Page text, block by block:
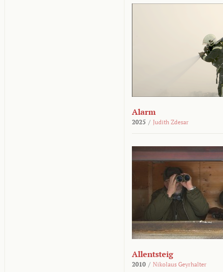
Alarm
2025 / Judith Zdesar
Allentsteig
2010 / Nikolaus Geyrhalter